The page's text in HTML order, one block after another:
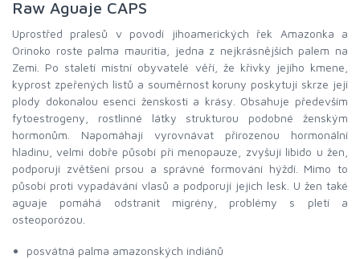
Raw Aguaje CAPS
Uprostřed pralesů v povodí jihoamerických řek Amazonka a
Orinoko roste palma mauritia, jedna z nejkrásnějších palem na
Zemi. Po staletí místní obyvatelé věří, že křivky jejího kmene,
kyprost zpeřených listů a souměrnost koruny poskytují skrze její
plody dokonalou esenci ženskosti a krásy. Obsahuje především
fytoestrogeny, rostlinné látky strukturou podobné ženským
hormonům. Napomáhají vyrovnávat přirozenou hormonální
hladinu, velmi dobře působí při menopauze, zvyšují libido u žen,
podporují zvětšení prsou a správné formování hýždí. Mimo to
působí proti vypadávání vlasů a podporují jejich lesk. U žen také
aguaje pomáhá odstranit migrény, problémy s pletí a
osteoporózou.
posvátná palma amazonských indiánů